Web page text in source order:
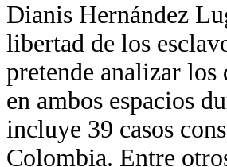
Dianis Hernández
libertad de los
pretende analizar
en ambos espacios
incluye 39 casos
Colombia. Entre